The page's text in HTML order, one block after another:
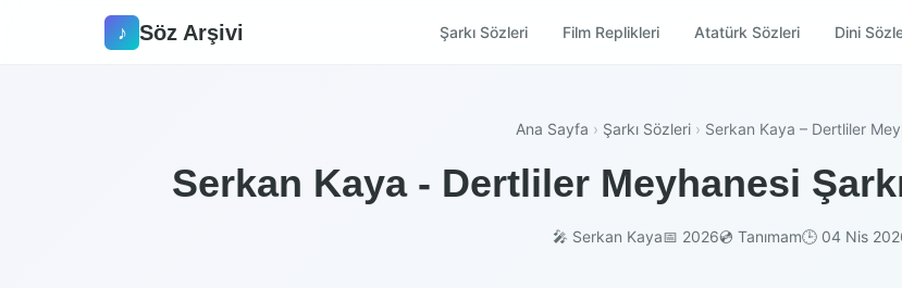
♪ Söz Arşivi Şarkı Sözleri Film Replikleri Atatürk Sözleri Dini
Ana Sayfa › Şarkı Sözleri › Serkan Kaya – Dertliler
Serkan Kaya - Dertliler Meyhanesi
🎤 Serkan Kaya📅 2026💿 Tanımam🕒 04 Nis